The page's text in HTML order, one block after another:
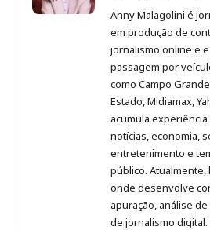
Malagolini
no
Pinterest
Malagolini
no
LinkedIn
no
Anny Malagolini é
em produção de
jornalismo online e
passagem por
como Campo
Estado, Midiamax,
acumula
notícias, economia,
entretenimento e
público. Atualmente,
onde desenvolve
apuração, análise
de jornalismo digital.